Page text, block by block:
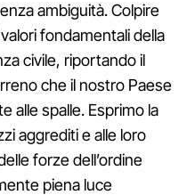
ambiguità. Colpire
fondamentali della
civile, riportando il
che il nostro Paese
alle spalle. Esprimo la
aggrediti e alle loro
forze dell’ordine
piena luce